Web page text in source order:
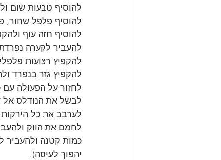
להוסיף טבעות שום
להוסיף פלפל שחור,
להוסיף חזה עוף
להעביר לקערה
להקפיץ רצועות
להקפיץ גזר בנפרד
לחזור על הפעולה
לבשל את הנודלס אל
לערבב את כל
לחמם את הווק
כמות קטנה ולהעביר
יהפוך לעיסה).